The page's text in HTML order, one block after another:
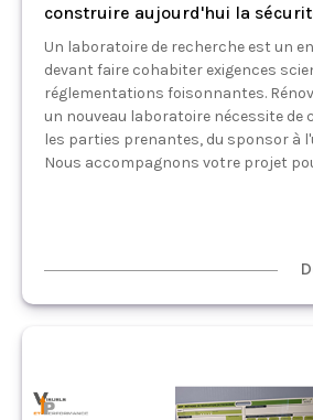
construire aujourd'hui la
Un laboratoire de recherche est un
devant faire cohabiter exigences
réglementations foisonnantes.
un nouveau laboratoire nécessite de
les parties prenantes, du sponsor à
Nous accompagnons votre projet